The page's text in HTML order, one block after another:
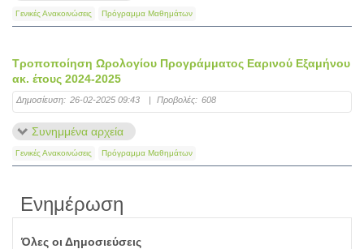
Γενικές Ανακοινώσεις Πρόγραμμα Μαθημάτων
Τροποποίηση Ωρολογίου Προγράμματος Εαρινού Εξαμήνου
ακ. έτους 2024-2025
Δημοσίευση: 26-02-2025 09:43 | Προβολές: 608
Συνημμένα αρχεία
Γενικές Ανακοινώσεις Πρόγραμμα Μαθημάτων
Ενημέρωση
Όλες οι Δημοσιεύσεις